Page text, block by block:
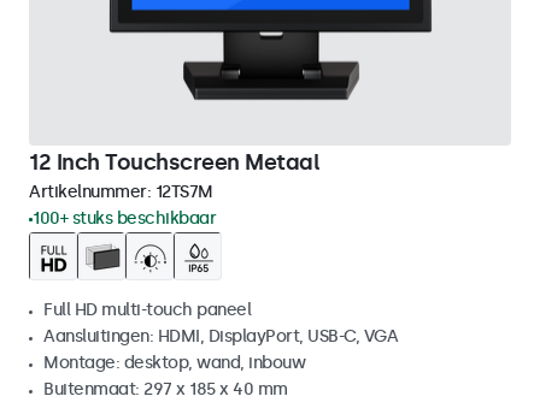
12 Inch Touchscreen Metaal
Artikelnummer: 12TS7M
100+ stuks beschikbaar
Full HD multi-touch paneel
Aansluitingen: HDMI, DisplayPort, USB-C, VGA
Montage: desktop, wand, inbouw
Buitenmaat: 297 x 185 x 40 mm